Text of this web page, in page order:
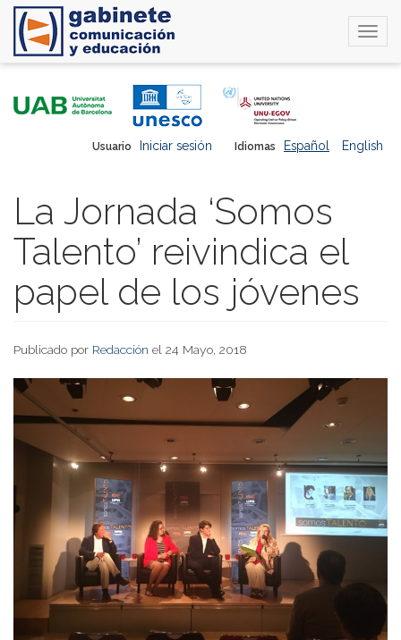
Idiomas Español English
Usuario Iniciar sesión
La Jornada ‘Somos
Talento’ reivindica el
papel de los jóvenes
Publicado por Redacción el 24 Mayo, 2018